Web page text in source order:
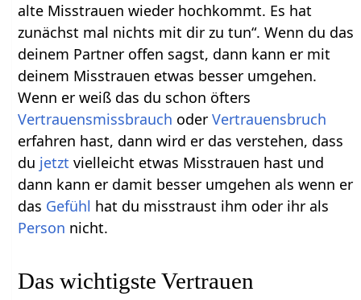
alte Misstrauen wieder hochkommt. Es hat
zunächst mal nichts mit dir zu tun“. Wenn du das
deinem Partner offen sagst, dann kann er mit
deinem Misstrauen etwas besser umgehen.
Wenn er weiß das du schon öfters
Vertrauensmissbrauch oderVertrauensbruch
erfahren hast, dann wird er das verstehen, dass
du jetzt vielleicht etwas Misstrauen hast und
dann kann er damit besser umgehen als wenn er
das Gefühl hat du misstraust ihm oder ihr als
Person nicht.
Das wichtigste Vertrauen